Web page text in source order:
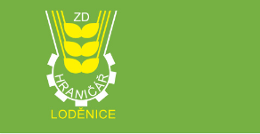
Přeskočit